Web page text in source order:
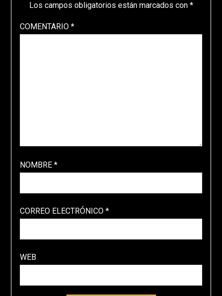
Los campos obligatorios están marcados con *
COMENTARIO *
NOMBRE *
CORREO ELECTRÓNICO *
WEB